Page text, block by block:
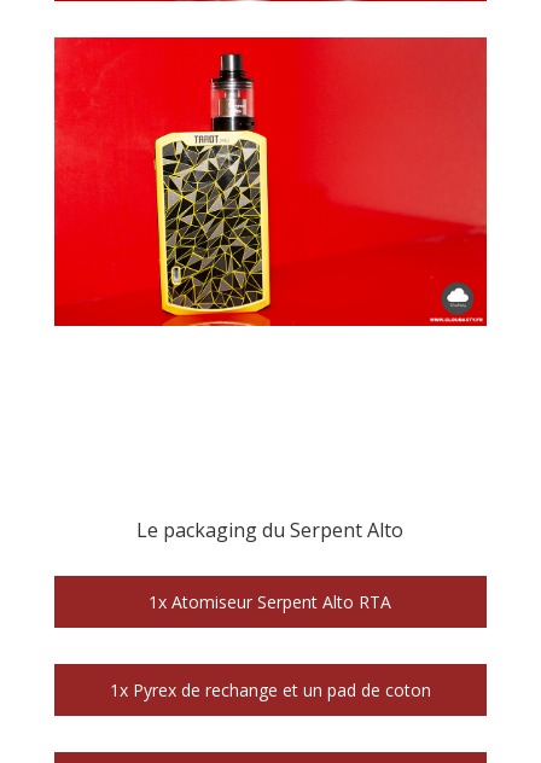
Le packaging du Serpent Alto
1x Atomiseur Serpent Alto RTA
1x Pyrex de rechange et un pad de coton